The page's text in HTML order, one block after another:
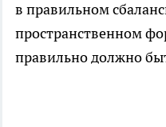
в правильном
пространственном
правильно должно